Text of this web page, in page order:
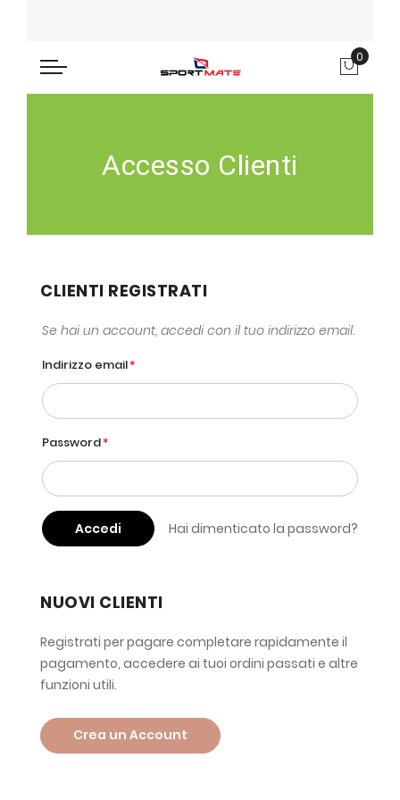
0
Accesso Clienti
CLIENTI REGISTRATI
Se hai un account, accedi con il tuo indirizzo email.
Indirizzo email
Password
Accedi Hai dimenticato la password?
NUOVI CLIENTI
Registrati per pagare completare rapidamente il
pagamento, accedere ai tuoi ordini passati e altre
funzioni utili.
Crea un Account